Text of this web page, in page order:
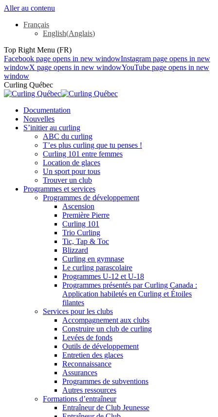
Aller au contenu
Français
English(Anglais)
Top Right Menu (FR)
Facebook page opens in new windowInstagram page opens in new
windowX page opens in new windowYouTube page opens in new
window
Curling Québec
Documentation
Nouvelles
S’initier au curling
ABC du curling
T’es plus curling que tu penses !
Curling 101 entre femmes
Location de glaces
Un sport pour tous
Trouver un club
Programmes et services
Programmes de développement
Ascension
Première Pierre
Curling 101
Trio Curling
Tic, Tap & Toc
Blizzard
Curling en gymnase
Le curling parascolaire
Programmes U-12 et U-18
Programmes présentés par Curling Canada :
Application habiletés en Curling et Étoiles
filantes
Services pour les clubs
Accompagnement aux clubs
Construire un club de curling
Levées de fonds
Outils de développement
Entretien des glaces
Reconnaissance
Assurances
Programmes de subventions
Autres ressources
Formations d’entraîneur
Entraîneur de Club Jeunesse